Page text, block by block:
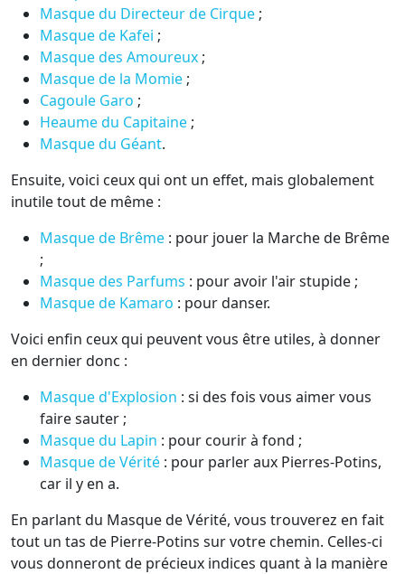
Masque du Directeur de Cirque ;
Masque de Kafei ;
Masque des Amoureux ;
Masque de la Momie ;
Cagoule Garo ;
Heaume du Capitaine ;
Masque du Géant.
Ensuite, voici ceux qui ont un effet, mais globalement
inutile tout de même :
Masque de Brême : pour jouer la Marche de Brême
;
Masque des Parfums : pour avoir l'air stupide ;
Masque de Kamaro : pour danser.
Voici enfin ceux qui peuvent vous être utiles, à donner
en dernier donc :
Masque d'Explosion : si des fois vous aimer vous
faire sauter ;
Masque du Lapin : pour courir à fond ;
Masque de Vérité : pour parler aux Pierres-Potins,
car il y en a.
En parlant du Masque de Vérité, vous trouverez en fait
tout un tas de Pierre-Potins sur votre chemin. Celles-ci
vous donneront de précieux indices quant à la manière